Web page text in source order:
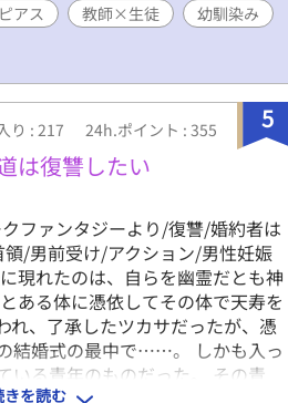
ではありません、開発＆当て馬
表現を含みます。 ※攻めが複数
輩)、幼馴染み、教師、イジメられ
ます。 ※主人公は嫌がっても痛が
ます。 ※各話タイトルは攻めの行
ら内容が分かると思いますのでご
名前は今日からポチです」「と
」「ストーカー気質な青年の恋は
ピアス 教師×生徒
幼馴染み
5
り : 217 24h.ポイント : 355
は復讐したい
ファンタジーより/復讐/婚約者は
/男前受け/アクション/男性妊娠
現れたのは、自らを幽霊だとも神
ある体に憑依してその体で天寿を
れ、了承したツカサだったが、憑
結婚式の最中で……。 しかも入っ
いる青年のものだった。 その青
きを読む